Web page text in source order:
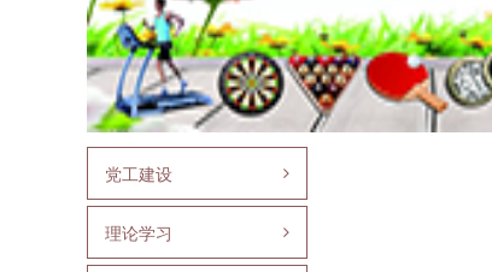
党工建设
理论学习